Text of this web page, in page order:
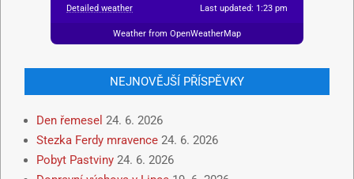
Detailed weather Last updated: 1:23 pm
Weather from OpenWeatherMap
NEJNOVĚJŠÍ PŘÍSPĚVKY
Den řemesel 24. 6. 2026
Stezka Ferdy mravence 24. 6. 2026
Pobyt Pastviny 24. 6. 2026